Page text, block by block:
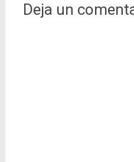
Deja un